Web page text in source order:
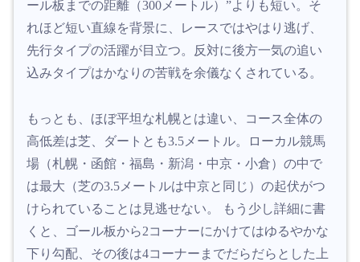
ール板までの距離（300メートル）”よりも短い。そ
れほど短い直線を背景に、レースではやはり逃げ、
先行タイプの活躍が目立つ。反対に後方一気の追い
込みタイプはかなりの苦戦を余儀なくされている。
もっとも、ほぼ平坦な札幌とは違い、コース全体の
高低差は芝、ダートとも3.5メートル。ローカル競馬
場（札幌・函館・福島・新潟・中京・小倉）の中で
は最大（芝の3.5メートルは中京と同じ）の起伏がつ
けられていることは見逃せない。 もう少し詳細に書
くと、ゴール板から2コーナーにかけてはゆるやかな
下り勾配、その後は4コーナーまでだらだらとした上